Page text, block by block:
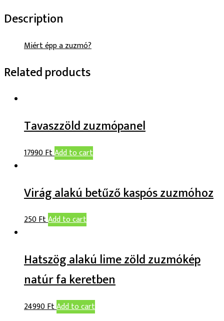
Description
Miért épp a zuzmó?
Related products
Tavaszzöld zuzmópanel
17990FtAdd to cart
Virág alakú betűző kaspós zuzmóhoz
250FtAdd to cart
Hatszög alakú lime zöld zuzmókép
natúr fa keretben
24990FtAdd to cart